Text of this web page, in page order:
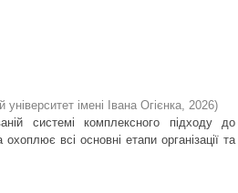
імені Івана Огієнка, 2026)
системі комплексного підходу до
всі основні етапи організації та